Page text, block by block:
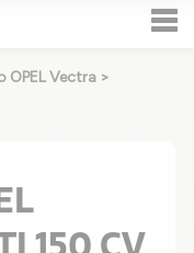
OPEL Vectra >
150 CV